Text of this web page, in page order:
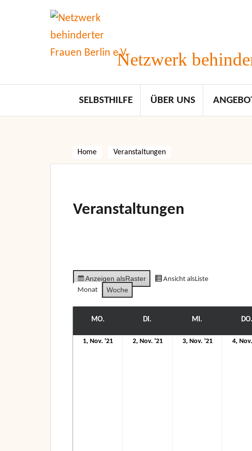
Netzwerk
SELBSTHILFE ÜBER UNS
Home Veranstaltungen
Veranstaltungen
Anzeigen alsRaster Ansicht alsListe
Monat
Woche
MO. DI. MI. DO.
1, Nov. '21 2, Nov. '212.
3, Nov. '213.
4,